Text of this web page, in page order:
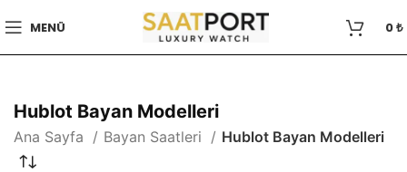
MENÜ 0₺
Hublot Bayan Modelleri
Ana Sayfa Bayan Saatleri Hublot Bayan Modelleri